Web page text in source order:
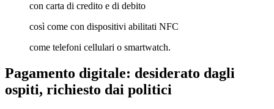
con carta di credito e di debito
così come con dispositivi abilitati NFC
come telefoni cellulari o smartwatch.
Pagamento digitale: desiderato dagli
ospiti, richiesto dai politici